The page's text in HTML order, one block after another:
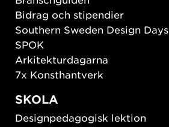
Bidrag och stipendier
Southern Sweden Design Days
SPOK
Arkitekturdagarna
7x Konsthantverk
SKOLA
Designpedagogisk lektion